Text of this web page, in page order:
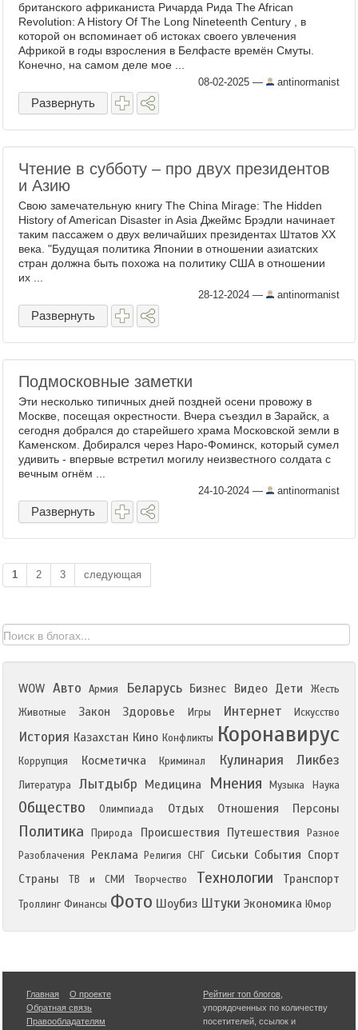
британского африканиста Ричарда Рида The African
Revolution: A History Of The Long Nineteenth Century , в
которой он вспоминает об истоках своего увлечения
Африкой в годы взросления в Белфасте времён Смуты.
Конечно, на самом деле мое ...
08-02-2025 — antinormanist
Развернуть
Чтение в субботу – про двух президентов
и Азию
Свою замечательную книгу The China Mirage: The Hidden
History of American Disaster in Asia Джеймс Брэдли начинает
таким пассажем о двух величайших президентах Штатов ХХ
века. "Будущая политика Японии в отношении азиатских
стран должна быть похожа на политику США в отношении
их ...
28-12-2024 — antinormanist
Развернуть
Подмосковные заметки
Эти несколько типичных дней поздней осени провожу в
Москве, посещая окрестности. Вчера съездил в Зарайск, а
сегодня добрался до старейшего храма Московской земли в
Каменском. Добирался через Наро-Фоминск, который сумел
удивить - впервые встретил могилу неизвестного солдата с
вечным огнём ...
24-10-2024 — antinormanist
Развернуть
1 2 3 следующая
WOW Авто Армия Беларусь Бизнес Видео Дети
Жесть
Животные
Закон Здоровье Игры Интернет Искусство
История Казахстан Кино Конфликты Коронавирус
Коррупция Косметичка Криминал Кулинария Ликбез
Литература Лытдыбр Медицина Мнения Музыка Наука
Общество Олимпиада Отдых Отношения Персоны
Политика Природа Происшествия Путешествия
Разное
Разоблачения
Реклама Религия СНГ Сиськи События Спорт
Страны
ТВ и СМИ Творчество Технологии Транспорт
Троллинг Финансы Фото Шоубиз Штуки Экономика Юмор
Главная
О проекте
Обратная связь
Правообладателям
Рейтинг топ блогов
упорядоченных по количеству
посетителей, ссылок и